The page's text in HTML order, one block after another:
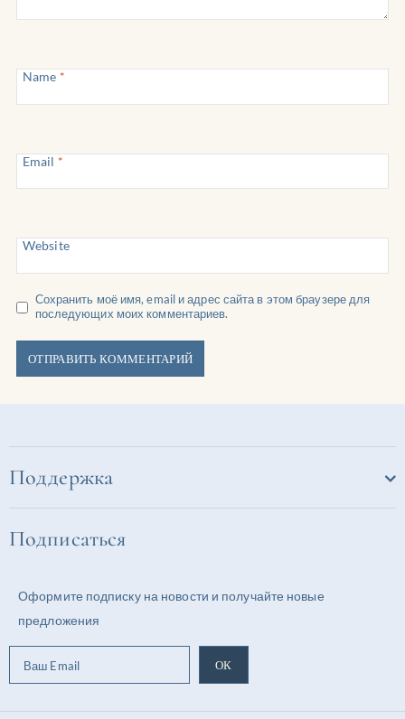
Name *
Email *
Website
Сохранить моё имя, email и адрес сайта в этом браузере для
последующих моих комментариев.
Поддержка
Подписаться
Оформите подписку на новости и получайте новые
предложения